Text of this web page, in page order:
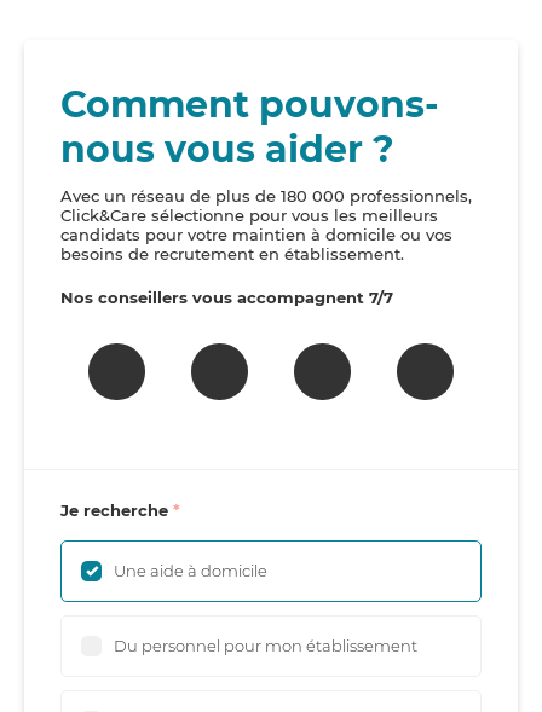
Comment pouvons-
nous vous aider ?
Avec un réseau de plus de 180 000 professionnels,
Click&Care sélectionne pour vous les meilleurs
candidats pour votre maintien à domicile ou vos
besoins de recrutement en établissement.
Nos conseillers vous accompagnent 7/7
Je recherche
Une aide à domicile
Du personnel pour mon établissement